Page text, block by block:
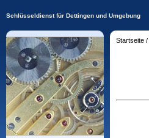
Schlüsseldienst für Dettingen und Umgebung
Startseite /